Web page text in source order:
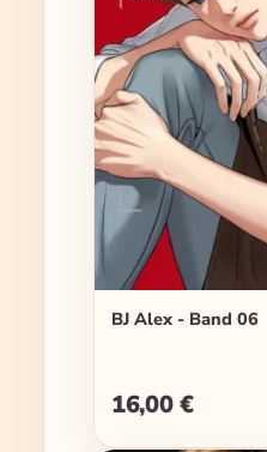
BJ Alex - Band 06
Regulärer Preis:
16,00 €